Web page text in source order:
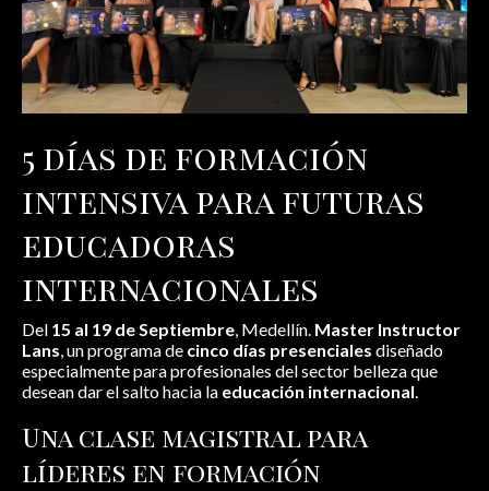
5 días de formación
intensiva para futuras
educadoras
internacionales
Del 15 al 19 de Septiembre , Medellín. Master Instructor
Lans , un programa de cinco días presenciales diseñado
especialmente para profesionales del sector belleza que
desean dar el salto hacia la educación internacional
Una clase magistral para
líderes en formación